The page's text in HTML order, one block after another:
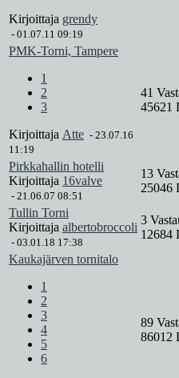
Kirjoittaja grendy
- 01.07.11 09:19
PMK-Torni, Tampere
1
2
3
Kirjoittaja Atte - 23.07.16
11:19
41
45621
Pirkkahallin hotelli
Kirjoittaja 16valve
- 21.06.07 08:51
13
25046
Tullin Torni
Kirjoittaja albertobroccoli
- 03.01.18 17:38
3
12684
Kaukajärven tornitalo
1
2
3
4
5
6
89
86012